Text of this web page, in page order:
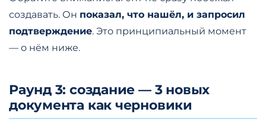
создавать. Он показал, что нашёл, и запросил
подтверждение. Это принципиальный момент
— о нём ниже.
Раунд 3: создание — 3 новых
документа как черновики